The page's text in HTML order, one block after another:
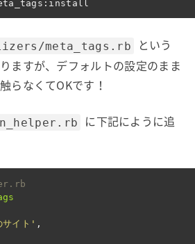
meta_tags.rb
という
ますが、デフォルトの設定のまま
らなくてOKです！
に下記にように追
サイト' ,